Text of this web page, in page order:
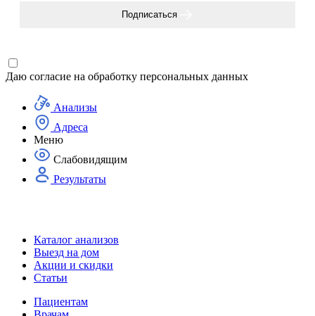
Подписаться
Даю согласие на обработку персональных данных
Анализы
Адреса
Меню
Слабовидящим
Результаты
Каталог анализов
Выезд на дом
Акции и скидки
Статьи
Пациентам